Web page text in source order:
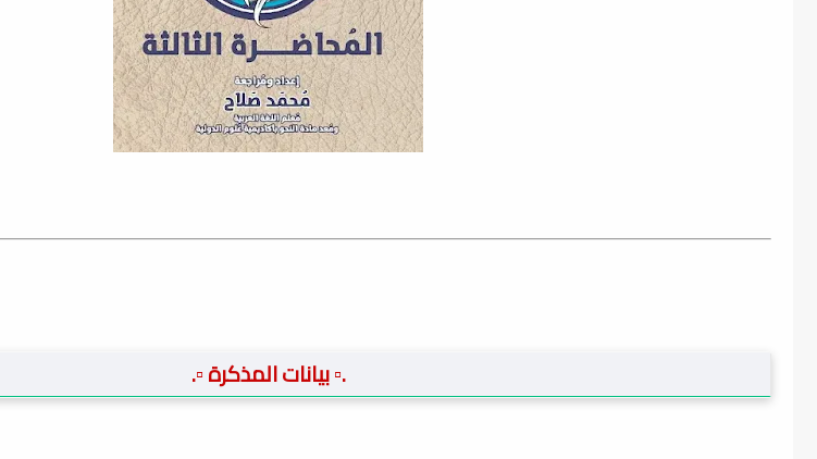
.▫️ بيانات المذكرة ▫️.